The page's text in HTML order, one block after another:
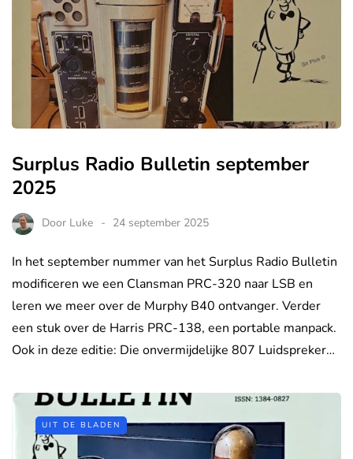
Surplus Radio Bulletin september
2025
Door Luke 24 september 2025
In het september nummer van het Surplus Radio Bulletin
modificeren we een Clansman PRC-320 naar LSB en
leren we meer over de Murphy B40 ontvanger. Verder
een stuk over de Harris PRC-138, een portable manpack.
Ook in deze editie: Die onvermijdelijke 807 Luidspreker…
UIT DE BLADEN